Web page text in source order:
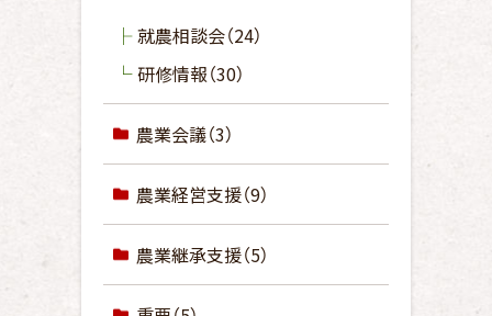
就農相談会（24）
研修情報（30）
農業会議（3）
農業経営支援（9）
農業継承支援（5）